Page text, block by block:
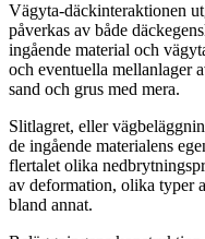
Vägyta-däckinteraktionen
påverkas av både
ingående material och
och eventuella mellanlager
sand och grus med mera.
Slitlagret, eller
de ingående materialens
flertalet olika
av deformation, olika typer
bland annat.